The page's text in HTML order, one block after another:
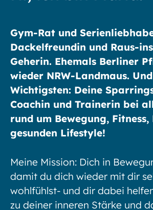
Gym-Rat und
Dackelfreundin und Raus-
Geherin. Ehemals Berliner
wieder NRW-Landmaus.
Wichtigsten: Deine
Coachin und Trainerin bei
rund um Bewegung, Fitness,
gesunden Lifestyle!
Meine Mission: Dich in
damit du dich wieder mit dir
wohlfühlst- und dir dabei
zu deiner inneren Stärke und